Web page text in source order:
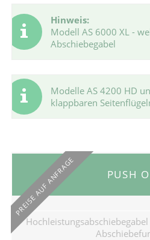
Hinweis:
Modell AS 6000 XL -
Abschiebegabel
Modelle AS 4200 HD
klappbaren
PUSH
PREISE AUF ANFRAGE